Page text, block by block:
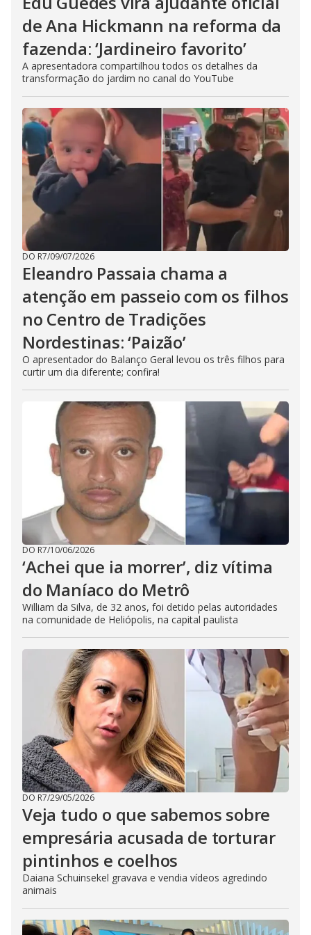
de Ana Hickmann na reforma da
fazenda: ‘Jardineiro favorito’
A apresentadora compartilhou todos os detalhes da
transformação do jardim no canal do YouTube
DO R7/09/07/2026
Eleandro Passaia chama a
atenção em passeio com os filhos
no Centro de Tradições
Nordestinas: ‘Paizão’
O apresentador do Balanço Geral levou os três filhos para
curtir um dia diferente; confira!
DO R7/10/06/2026
‘Achei que ia morrer’, diz vítima
do Maníaco do Metrô
William da Silva, de 32 anos, foi detido pelas autoridades
na comunidade de Heliópolis, na capital paulista
DO R7/29/05/2026
Veja tudo o que sabemos sobre
empresária acusada de torturar
pintinhos e coelhos
Daiana Schuinsekel gravava e vendia vídeos agredindo
animais